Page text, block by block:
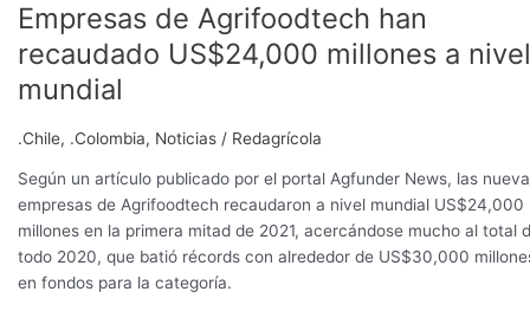
Empresas de Agrifoodtech han
recaudado US$24,000 millones a nivel
mundial
.Chile, .Colombia, Noticias / Redagrícola
Según un artículo publicado por el portal Agfunder News, las
empresas de Agrifoodtech recaudaron a nivel mundial US$24,000
millones en la primera mitad de 2021, acercándose mucho al total
todo 2020, que batió récords con alrededor de US$30,000
en fondos para la categoría.